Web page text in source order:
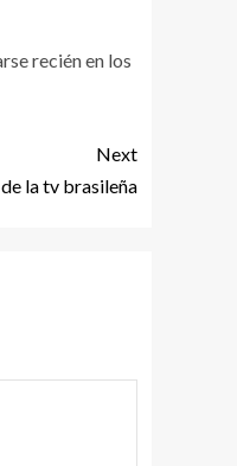
recién en los
Next
la tv brasileña